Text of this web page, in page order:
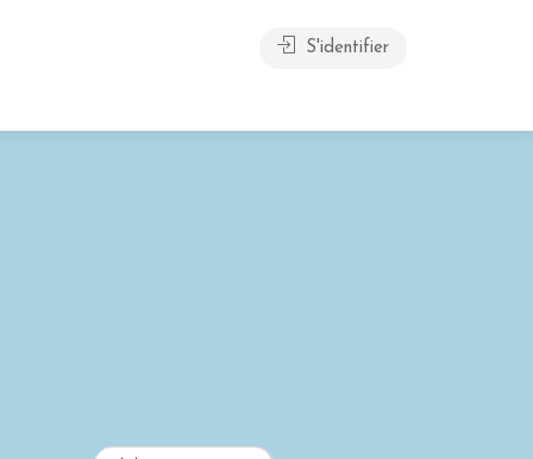
S'identifier